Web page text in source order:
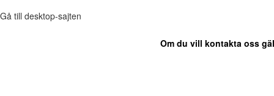
Gå till desktop-sajten
Om du vill kontakta oss